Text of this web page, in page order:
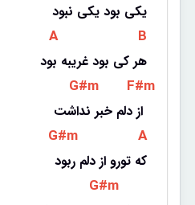
یکی بود یکی نبود
A B
هر کی بود غریبه بود
G#m F#m
از دلم خبر نداشت
G#m A
که تورو از دلم ربود
G#m